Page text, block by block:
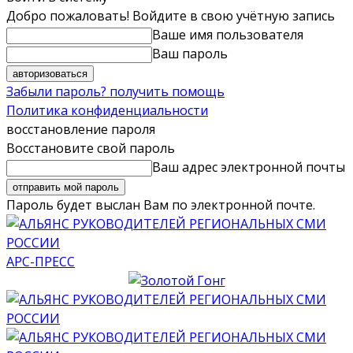
Добро пожаловать! Войдите в свою учётную запись
Ваше имя пользователя
Ваш пароль
Забыли пароль? получить помощь
Политика конфиденциальности
восстановление пароля
Восстановите свой пароль
Ваш адрес электронной почты
Пароль будет выслан Вам по электронной почте.
АРС-ПРЕСС